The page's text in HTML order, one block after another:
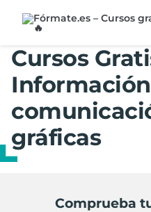
Cursos
gráficas
Comprueba